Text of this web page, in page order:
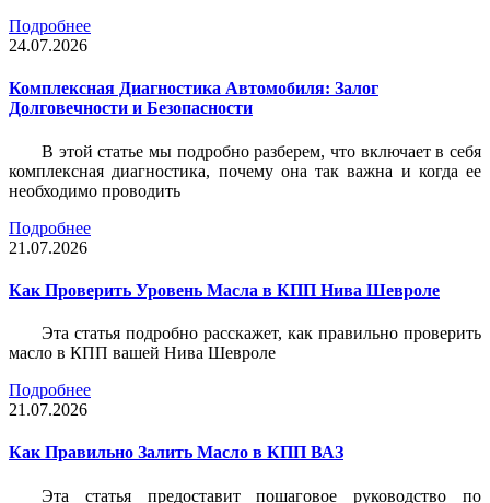
Подробнее
24.07.2026
Комплексная Диагностика Автомобиля: Залог
Долговечности и Безопасности
В этой статье мы подробно разберем, что включает в себя
комплексная диагностика, почему она так важна и когда ее
необходимо проводить
Подробнее
21.07.2026
Как Проверить Уровень Масла в КПП Нива Шевроле
Эта статья подробно расскажет, как правильно проверить
масло в КПП вашей Нива Шевроле
Подробнее
21.07.2026
Как Правильно Залить Масло в КПП ВАЗ
Эта статья предоставит пошаговое руководство по